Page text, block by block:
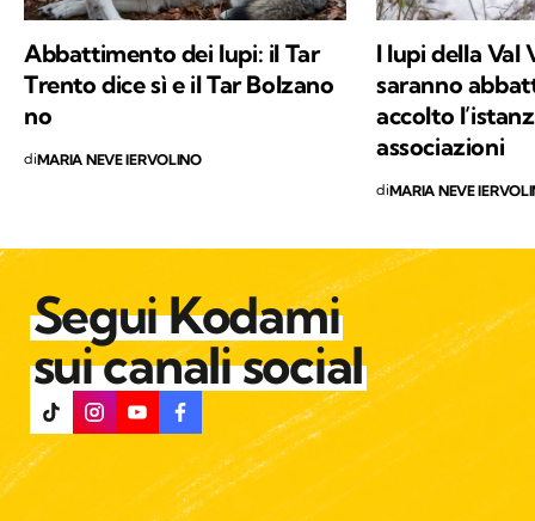
Abbattimento dei lupi: il Tar
Trento dice sì e il Tar Bolzano
no
diMARIA NEVE IERVOLINO
I lupi della Val
saranno
accolto
associazioni
diMARIA NEVE
Segui Kodami
sui canali social